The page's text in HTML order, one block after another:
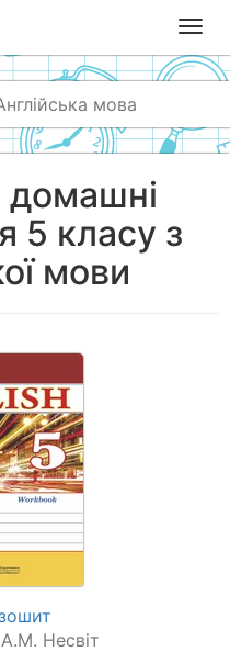
T
o
g
l
e
мова
домашні
5 класу з
мови
Несвіт